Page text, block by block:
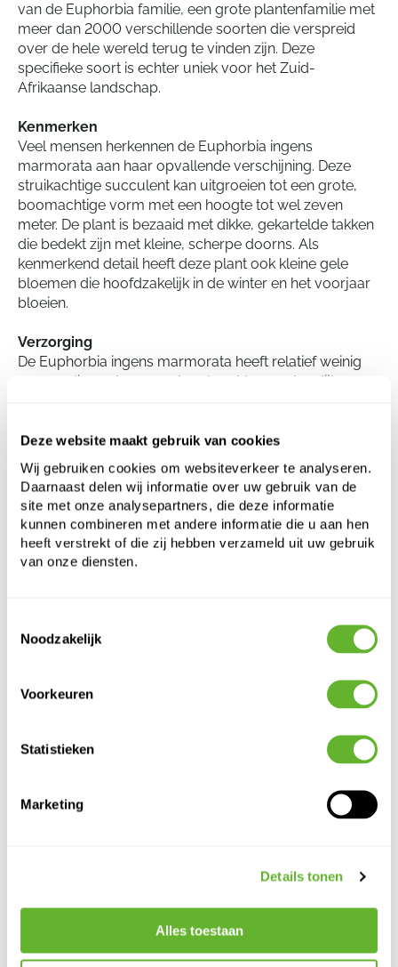
Deze website maakt gebruik van cookies
Wij gebruiken cookies om websiteverkeer te analyseren.
Daarnaast delen wij informatie over uw gebruik van de
site met onze analysepartners, die deze informatie
kunnen combineren met andere informatie die u aan hen
heeft verstrekt of die zij hebben verzameld uit uw gebruik
van onze diensten.
Noodzakelijk
Voorkeuren
Statistieken
Marketing
Details tonen
Alles toestaan
van de Euphorbia familie, een grote plantenfamilie met
meer dan 2000 verschillende soorten die verspreid
over de hele wereld terug te vinden zijn. Deze
specifieke soort is echter uniek voor het Zuid-
Afrikaanse landschap.
Kenmerken
Veel mensen herkennen de Euphorbia ingens
marmorata aan haar opvallende verschijning. Deze
struikachtige succulent kan uitgroeien tot een grote,
boomachtige vorm met een hoogte tot wel zeven
meter. De plant is bezaaid met dikke, gekartelde takken
die bedekt zijn met kleine, scherpe doorns. Als
kenmerkend detail heeft deze plant ook kleine gele
bloemen die hoofdzakelijk in de winter en het voorjaar
bloeien.
Verzorging
De Euphorbia ingens marmorata heeft relatief weinig
zorg nodig, wat overeenkomt met haar natuurlijke,
grond. Hoewel deze plant enigszins bestand is tegen
kou, presteert zij het beste bij temperaturen boven het
vriespunt. Over het algemeen vereist deze plant weinig
water, met watergift beperkt tot de warmer maanden
van het jaar en een bijna droge periode in de winter.
Hoogte: